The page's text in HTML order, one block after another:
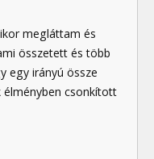
megláttam és
összetett és több
egy irányú össze
csonkított